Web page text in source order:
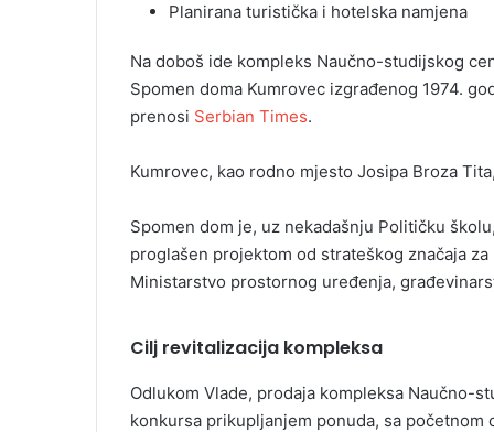
Planirana turistička i hotelska namjena
Na doboš ide kompleks Naučno-studijskog
Spomen doma Kumrovec izgrađenog 1974.
prenosi Serbian Times.
Kumrovec, kao rodno mjesto Josipa Broza
Spomen dom je, uz nekadašnju Političku
proglašen projektom od strateškog značaja
Ministarstvo prostornog uređenja,
Cilj revitalizacija kompleksa
Odlukom Vlade, prodaja kompleksa Naučno-
konkursa prikupljanjem ponuda, sa